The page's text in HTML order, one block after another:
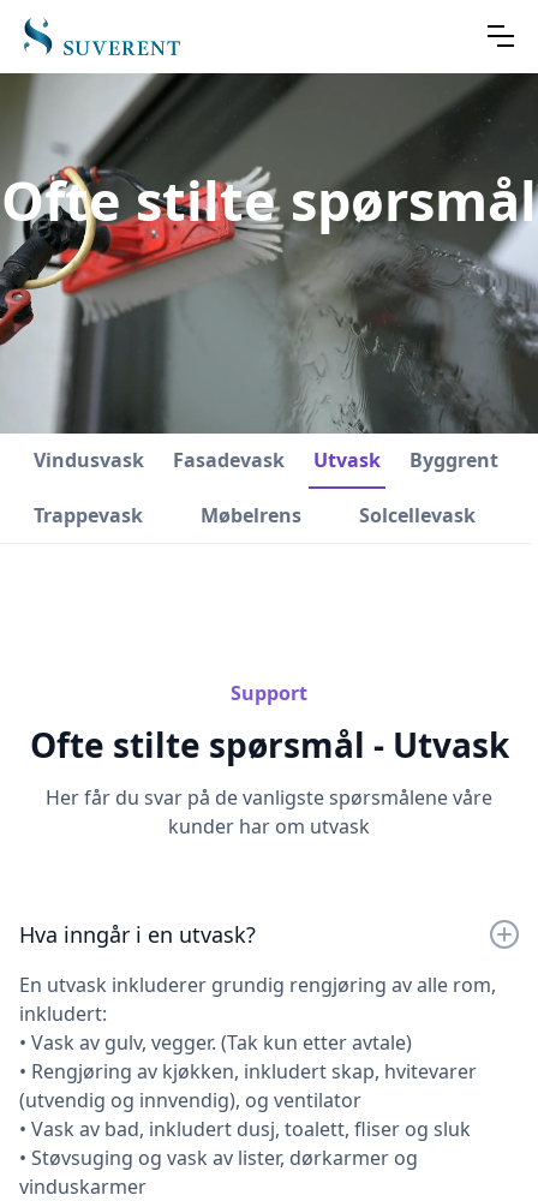
Ofte stilte spørsmål
Vindusvask Fasadevask Utvask Byggrent
Trappevask Møbelrens Solcellevask
Support
Ofte stilte spørsmål - Utvask
Her får du svar på de vanligste spørsmålene våre
kunder har om utvask
Hva inngår i en utvask?
En utvask inkluderer grundig rengjøring av alle rom,
inkludert:
• Vask av gulv, vegger. (Tak kun etter avtale)
• Rengjøring av kjøkken, inkludert skap, hvitevarer
(utvendig og innvendig), og ventilator
• Vask av bad, inkludert dusj, toalett, fliser og sluk
• Støvsuging og vask av lister, dørkarmer og
vinduskarmer